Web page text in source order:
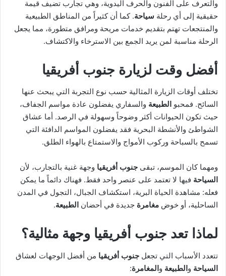
والتعرف على الفنون والحرف اليدوية، وهي تجارب تضيف قيمة
حقيقية إلى أي رحلة سياحة. كما أن كثيراً من المناطق الطبيعية
والمنتجعات تهتم بتقديم خدمات مريحة ومرافق متطورة، مما يجعل
الرحلة مناسبة لمن يريد الجمع بين الاسترخاء والاكتشاف.
أفضل وقت لزيارة جنوب أفريقيا
تختلف أوقات الزيارة المثالية حسب نوع التجربة التي يبحث عنها
السائح. فمحبو الطبيعة والسفاري يفضلون عادة مواسم الجفاف،
حيث تكون الحيوانات أكثر وضوحاً وسهولة في الرصد. أما عشاق
الشواطئ والأنشطة البحرية فقد يفضلون المواسم الدافئة التي
تسمح بالسباحة وركوب الأمواج والاستمتاع بالهواء الطلق.
ومهما كان الموسم، تبقى جنوب أفريقيا وجهة غنية بالتجارب، لأن
السياحة فيها لا تعتمد على عنصر واحد فقط. فهناك دائماً ما يمكن
فعله: مشاهدة الحياة البرية، استكشاف الجبال، التجول في المدن
الساحلية، أو خوض مغامرة جديدة في أحضان الطبيعة.
لماذا تعد جنوب أفريقيا وجهة مثالية؟
تتعدد الأسباب التي تجعل جنوب أفريقيا من أفضل الوجهات لعشاق
السياحة والطبيعة والمغامرة: